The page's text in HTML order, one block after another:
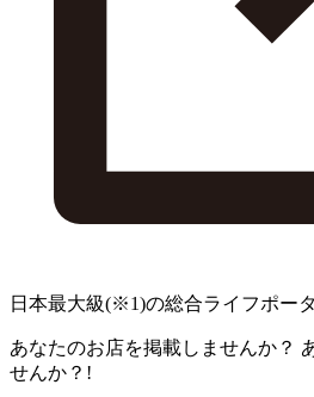
日本最大級(※1)の総合ライフポー
あなたのお店を掲載しませんか？
せんか？!